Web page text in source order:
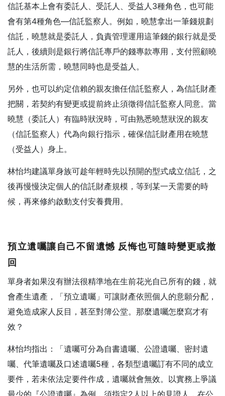
信託基本上會有委託人、受託人、受益人3種角色，也可能
會有第4種角色—信託監察人。例如，曉慧拿出一筆錢規劃
信託，曉慧就是委託人，負責管理運用這筆錢的銀行就是受
託人，後續則是銀行將信託專戶的錢專款專用，支付照顧曉
慧的生活所需，曉慧同時也是受益人。
另外，也可以約定信賴的親友擔任信託監察人，為信託財產
把關，若契約有變更或提前終止須徵得信託監察人同意。當
曉慧（委託人）有臨時狀況時，可由熟悉曉慧狀況的親友
（信託監察人）代為向銀行指示，確保信託財產用在曉慧
（受益人）身上。
林怡均建議單身族可趁年輕時先以預開的型式成立信託，之
後再慢慢決定個人的信託財產規模，等到某一天需要的時
候，再來修約啟動支付安養費用。
預立遺囑讓自己不留遺憾 反悔也可隨時變更或撤
回
單身者如果沒有辦法很精準地在生前花光自己所有的錢，就
會產生遺產，「預立遺囑」可讓財產依照個人的意願分配，
避免造成家人反目，甚至對簿公堂。那麼遺囑怎麼寫才有
效？
林怡均指出：「遺囑可分為自書遺囑、公證遺囑、密封遺
囑、代筆遺囑及口述遺囑5種，各類型遺囑訂有不同的成立
要件，若未依法定要件作成，遺囑就會無效。以實務上爭議
最少的『公證遺囑』為例，須指定2人以上的見證人，在公